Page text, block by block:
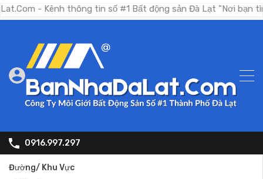
- Kênh thông tin số #1 Bất động sản Đà Lạt "Nơi bạn tìm
0916.997.297
Đường/ Khu Vực